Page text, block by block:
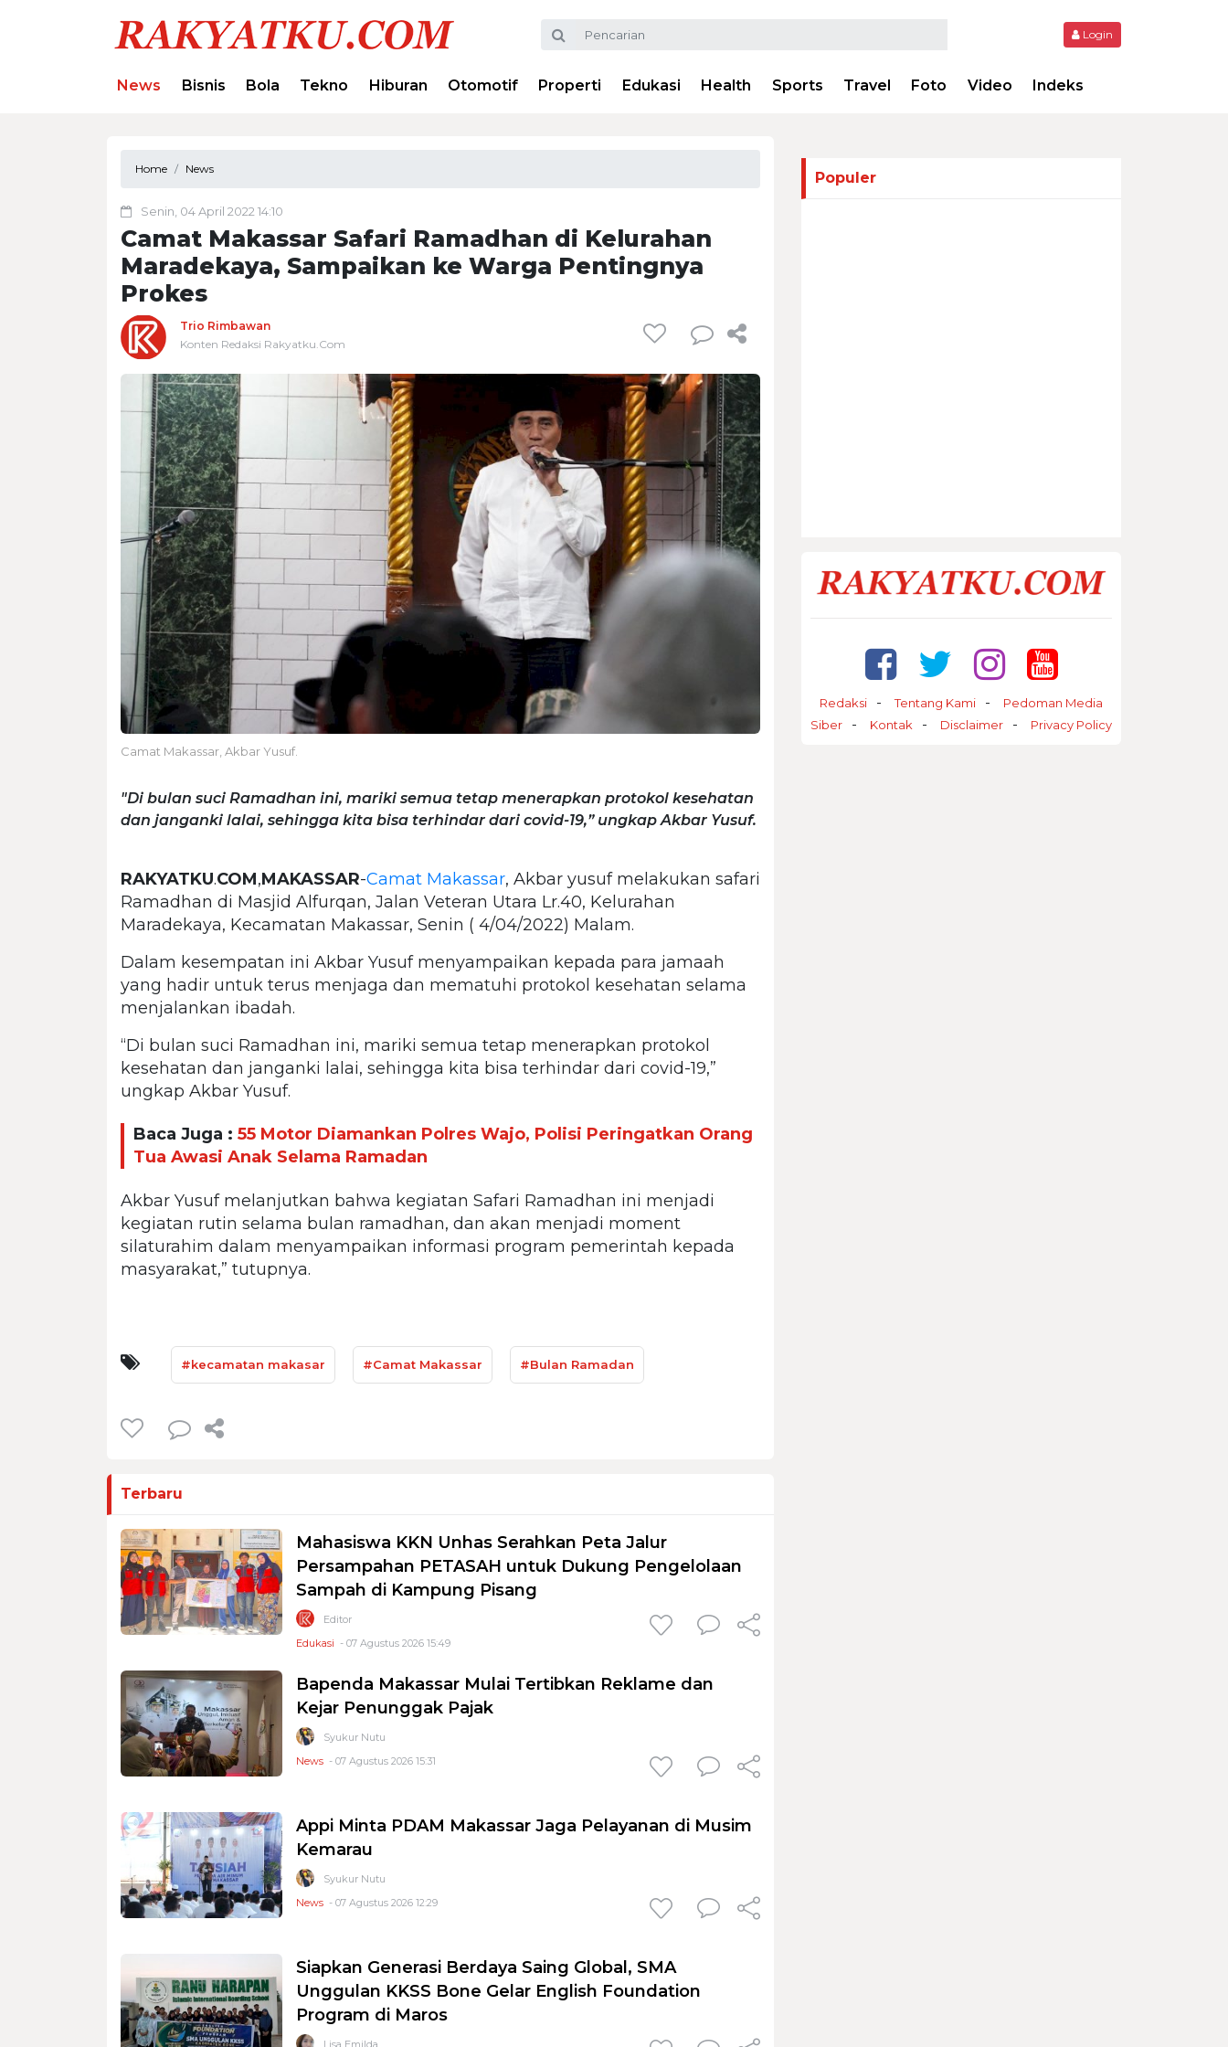
Login
News Bisnis Bola Tekno Hiburan Otomotif Properti Edukasi Health Sports Travel Foto Video Indeks
Home News
Senin, 04 April 2022 14:10
Camat Makassar Safari Ramadhan di Kelurahan
Maradekaya, Sampaikan ke Warga Pentingnya
Prokes
Trio Rimbawan
Konten Redaksi Rakyatku.Com
Camat Makassar, Akbar Yusuf.
"Di bulan suci Ramadhan ini, mariki semua tetap menerapkan protokol kesehatan
dan janganki lalai, sehingga kita bisa terhindar dari covid-19,” ungkap Akbar Yusuf.
RAKYATKU.COM,MAKASSAR-Camat Makassar, Akbar yusuf melakukan safari
Ramadhan di Masjid Alfurqan, Jalan Veteran Utara Lr.40, Kelurahan
Maradekaya, Kecamatan Makassar, Senin ( 4/04/2022) Malam.
Dalam kesempatan ini Akbar Yusuf menyampaikan kepada para jamaah
yang hadir untuk terus menjaga dan mematuhi protokol kesehatan selama
menjalankan ibadah.
“Di bulan suci Ramadhan ini, mariki semua tetap menerapkan protokol
kesehatan dan janganki lalai, sehingga kita bisa terhindar dari covid-19,”
ungkap Akbar Yusuf.
Baca Juga : 55 Motor Diamankan Polres Wajo, Polisi Peringatkan Orang
Tua Awasi Anak Selama Ramadan
Akbar Yusuf melanjutkan bahwa kegiatan Safari Ramadhan ini menjadi
kegiatan rutin selama bulan ramadhan, dan akan menjadi moment
silaturahim dalam menyampaikan informasi program pemerintah kepada
masyarakat,” tutupnya.
#kecamatan makasar #Camat Makassar #Bulan Ramadan
Terbaru
Mahasiswa KKN Unhas Serahkan Peta Jalur
Persampahan PETASAH untuk Dukung Pengelolaan
Sampah di Kampung Pisang
Editor
Edukasi - 07 Agustus 2026 15:49
Bapenda Makassar Mulai Tertibkan Reklame dan
Kejar Penunggak Pajak
Syukur Nutu
News - 07 Agustus 2026 15:31
Appi Minta PDAM Makassar Jaga Pelayanan di Musim
Kemarau
Syukur Nutu
News - 07 Agustus 2026 12:29
Siapkan Generasi Berdaya Saing Global, SMA
Unggulan KKSS Bone Gelar English Foundation
Program di Maros
Lisa Emilda
Populer
Redaksi Tentang Kami
Pedoman Media
Siber
Kontak Disclaimer Privacy Policy